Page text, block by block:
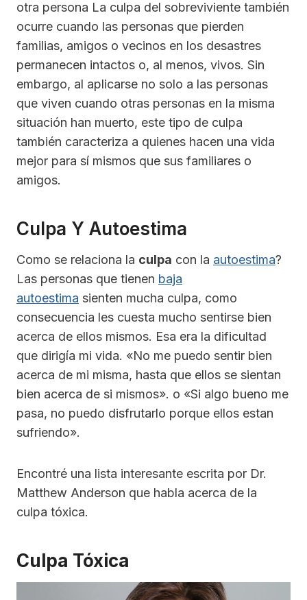
otra persona La culpa del sobreviviente también
ocurre cuando las personas que pierden
familias, amigos o vecinos en los desastres
permanecen intactos o, al menos, vivos. Sin
embargo, al aplicarse no solo a las personas
que viven cuando otras personas en la misma
situación han muerto, este tipo de culpa
también caracteriza a quienes hacen una vida
mejor para sí mismos que sus familiares o
amigos.
Culpa Y Autoestima
Como se relaciona la culpa con la autoestima?
Las personas que tienen baja
autoestima sienten mucha culpa, como
consecuencia les cuesta mucho sentirse bien
acerca de ellos mismos. Esa era la dificultad
que dirigía mi vida. «No me puedo sentir bien
acerca de mi misma, hasta que ellos se sientan
bien acerca de si mismos». o «Si algo bueno me
pasa, no puedo disfrutarlo porque ellos estan
sufriendo».
Encontré una lista interesante escrita por Dr.
Matthew Anderson que habla acerca de la
culpa tóxica.
Culpa Tóxica